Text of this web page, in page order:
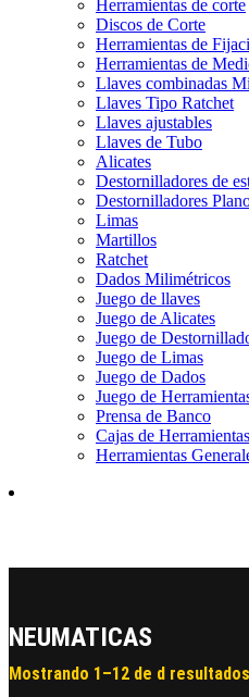
Herramientas de corte
Discos de Corte
Herramientas de
Herramientas de
Llaves combinadas
Llaves Tipo Ratchet
Llaves ajustables
Llaves de Tubo
Alicates
Destornilladores de
Destornilladores
Limas
Martillos
Ratchet
Dados Milimétricos
Juego de llaves
Juego de Alicates
Juego de
Juego de Limas
Juego de Dados
Juego de
Prensa de Banco
Cajas de Herramientas
Herramientas
NEUMATICAS
Mostrando 1–12 de d resultados